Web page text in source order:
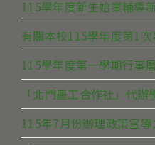
115學年度新生始業輔導
有關本校115學年度第1
115學年度第一學期行事
「北門農工合作社」代
115年7月份辦理政策宣